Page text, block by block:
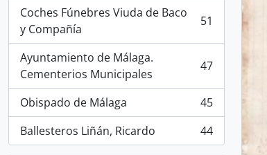
Coches Fúnebres Viuda de Baco
y Compañía
, 51 results 51
Ayuntamiento de Málaga.
Cementerios Municipales
, 47 results 47
Obispado de Málaga
, 45 results
45
Ballesteros Liñán, Ricardo
, 44 results 44